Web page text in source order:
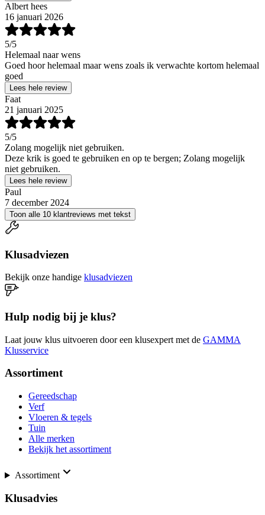
Albert hees
16 januari 2026
5/5
Helemaal naar wens
Goed hoor helemaal maar wens zoals ik verwachte kortom helemaal
goed
Lees hele review
Faat
21 januari 2025
5/5
Zolang mogelijk niet gebruiken.
Deze krik is goed te gebruiken en op te bergen; Zolang mogelijk
niet gebruiken.
Lees hele review
Paul
7 december 2024
Toon alle 10 klantreviews met tekst
Klusadviezen
Bekijk onze handige klusadviezen
Hulp nodig bij je klus?
Laat jouw klus uitvoeren door een klusexpert met de GAMMA
Klusservice
Assortiment
Gereedschap
Verf
Vloeren & tegels
Tuin
Alle merken
Bekijk het assortiment
Assortiment
Klusadvies